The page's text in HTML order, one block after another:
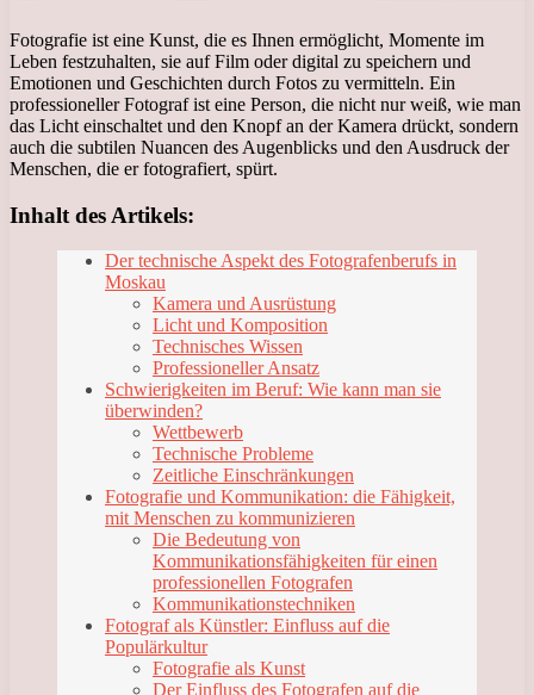
Fotografie ist eine Kunst, die es Ihnen ermöglicht, Momente im
Leben festzuhalten, sie auf Film oder digital zu speichern und
Emotionen und Geschichten durch Fotos zu vermitteln. Ein
professioneller Fotograf ist eine Person, die nicht nur weiß, wie man
das Licht einschaltet und den Knopf an der Kamera drückt, sondern
auch die subtilen Nuancen des Augenblicks und den Ausdruck der
Menschen, die er fotografiert, spürt.
Inhalt des Artikels:
Der technische Aspekt des Fotografenberufs in
Moskau
Kamera und Ausrüstung
Licht und Komposition
Technisches Wissen
Professioneller Ansatz
Schwierigkeiten im Beruf: Wie kann man sie
überwinden?
Wettbewerb
Technische Probleme
Zeitliche Einschränkungen
Fotografie und Kommunikation: die Fähigkeit,
mit Menschen zu kommunizieren
Die Bedeutung von
Kommunikationsfähigkeiten für einen
professionellen Fotografen
Kommunikationstechniken
Fotograf als Künstler: Einfluss auf die
Populärkultur
Fotografie als Kunst
Der Einfluss des Fotografen auf die